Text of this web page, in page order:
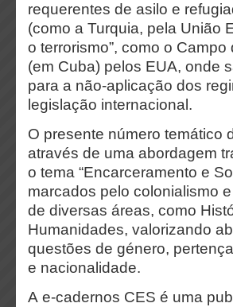
requerentes de asilo e
(como a Turquia, pela União
o terrorismo”, como o
(em Cuba) pelos EUA, onde
para a não-aplicação dos
legislação internacional.
O presente número temático
através de uma abordagem
o tema “Encarceramento e
marcados pelo colonialismo
de diversas áreas, como
Humanidades, valorizando
questões de género,
e nacionalidade.
A e-cadernos CES é uma